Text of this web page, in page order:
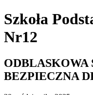
Szkoła
Nr12
ODBLASKOWA
BEZPIECZNA